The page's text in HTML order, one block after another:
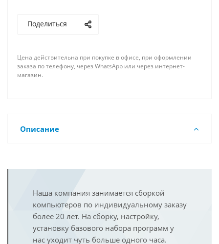
Поделиться
Цена действительна при покупке в офисе, при оформлении
заказа по телефону, через WhatsApp или через интернет-
магазин.
Описание
Наша компания занимается сборкой
компьютеров по индивидуальному заказу
более 20 лет. На сборку, настройку,
установку базового набора программ у
нас уходит чуть больше одного часа.